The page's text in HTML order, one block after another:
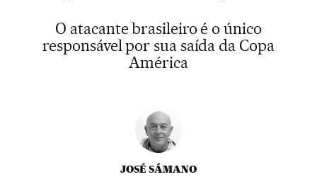
O atacante brasileiro é o único
responsável por sua saída da Copa
América
JOSÉ SÁMANO